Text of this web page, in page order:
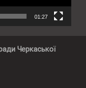
01:27
Черкаської